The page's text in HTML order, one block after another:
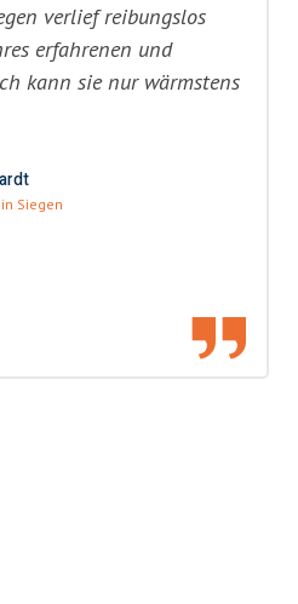
verlief reibungslos
erfahrenen und
kann sie nur wärmstens
Siegen